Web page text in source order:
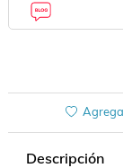
Descripción